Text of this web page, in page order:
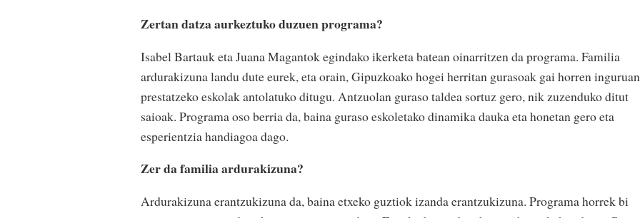
Zertan datza aurkeztuko duzuen programa?
Isabel Bartauk eta Juana Magantok egindako ikerketa batean oinarritzen da programa. Familia
ardurakizuna landu dute eurek, eta orain, Gipuzkoako hogei herritan gurasoak gai horren inguruan
prestatzeko eskolak antolatuko ditugu. Antzuolan guraso taldea sortuz gero, nik zuzenduko ditut
saioak. Programa oso berria da, baina guraso eskoletako dinamika dauka eta honetan gero eta
esperientzia handiagoa dago.
Zer da familia ardurakizuna?
Ardurakizuna erantzukizuna da, baina etxeko guztiok izanda erantzukizuna. Programa horrek bi